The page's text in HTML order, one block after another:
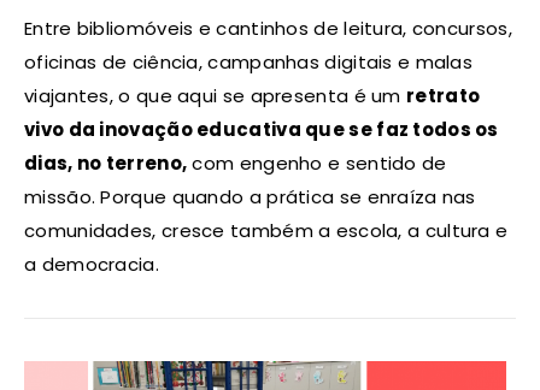
Entre bibliomóveis e cantinhos de leitura, concursos,
oficinas de ciência, campanhas digitais e malas
viajantes, o que aqui se apresenta é um retrato
vivo da inovação educativa que se faz todos os
dias, no terreno,com engenho e sentido de
missão. Porque quando a prática se enraíza nas
comunidades, cresce também a escola, a cultura e
a democracia.